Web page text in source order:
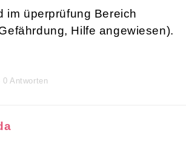
im üperprüfung Bereich
Hilfe angewiesen).
0 Antworten